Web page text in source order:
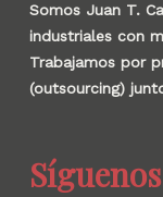
Somos Juan T.
industriales con
Trabajamos por
(outsourcing)